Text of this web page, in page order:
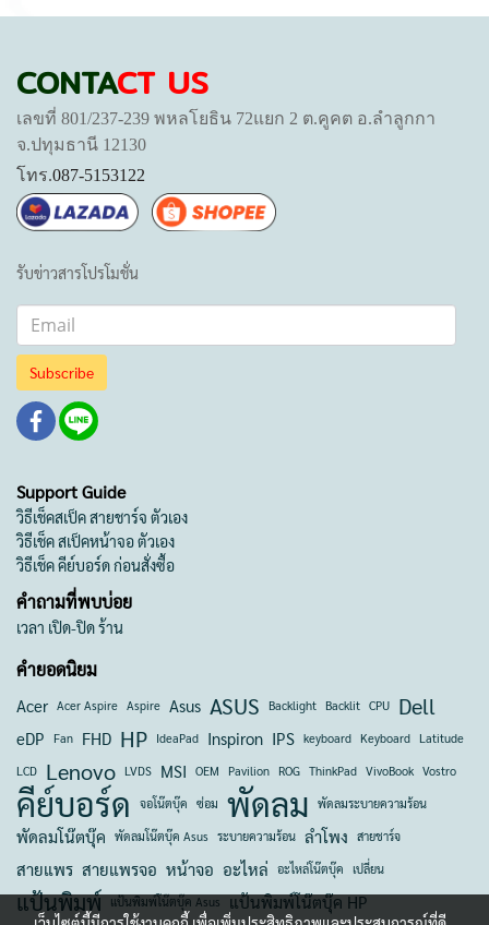
CONTACT US
เลขที่ 801/237-239 พหลโยธิน 72แยก 2 ต.คูคต อ.ลำลูกกา
จ.ปทุมธานี 12130
โทร.087-5153122
รับข่าวสารโปรโมชั่น
Subscribe
Support Guide
วิธีเช็คสเป็ค สายชาร์จ ตัวเอง
วิธีเช็ค สเป็คหน้าจอ ตัวเอง
วิธีเช็ค คีย์บอร์ด ก่อนสั่งซื้อ
คำถามที่พบบ่อย
เวลา เปิด-ปิด ร้าน
คำยอดนิยม
Acer Acer Aspire Aspire Asus ASUS Backlight Backlit CPU Dell
eDP Fan FHD HP IdeaPad Inspiron IPS keyboard Keyboard Latitude
LCD Lenovo LVDS MSI OEM Pavilion ROG ThinkPad VivoBook Vostro
คีย์บอร์ด จอโน๊ตบุ๊ค ซ่อม พัดลม พัดลมระบายความร้อน
พัดลมโน๊ตบุ๊ค พัดลมโน๊ตบุ๊ค Asus ระบายความร้อน ลำโพง สายชาร์จ
สายแพร สายแพรจอ หน้าจอ อะไหล่ อะไหล่โน๊ตบุ๊ค เปลี่ยน
แป้นพิมพ์ แป้นพิมพ์โน๊ตบุ๊ค Asus
แป้นพิมพ์โน๊ตบุ๊ค HP